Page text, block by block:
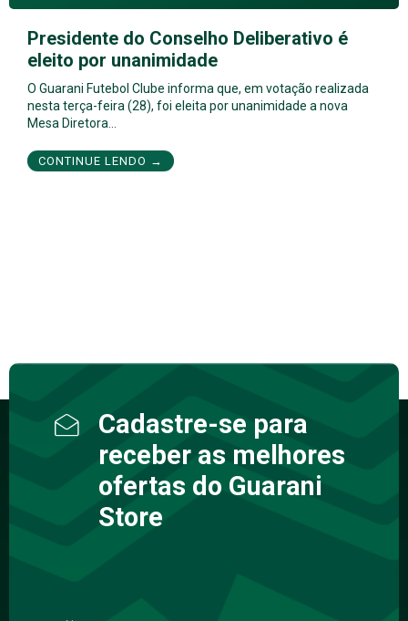
Presidente do Conselho Deliberativo é
eleito por unanimidade
O Guarani Futebol Clube informa que, em votação realizada
nesta terça-feira (28), foi eleita por unanimidade a nova
Mesa Diretora…
CONTINUE LENDO →
Cadastre-se para
receber as melhores
ofertas do Guarani
Store